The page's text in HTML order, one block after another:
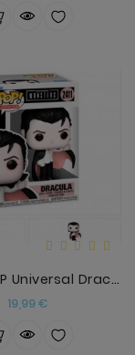
Figura POP Universal Dracula
19,99 €Precio